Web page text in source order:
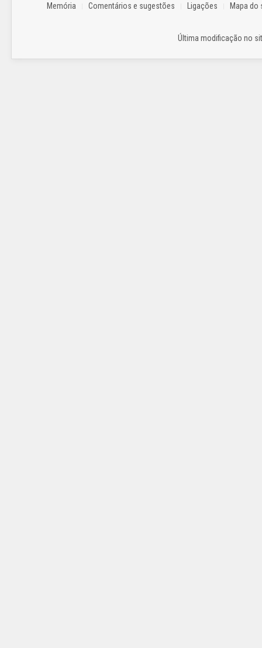
Memória Comentários e sugestões Ligações Mapa do
Última modificação no